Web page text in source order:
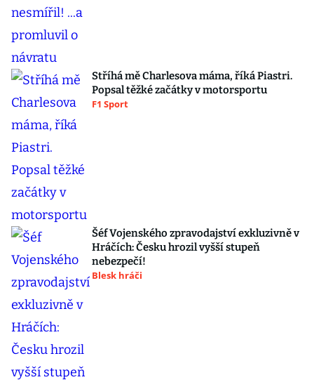
Stříhá mě Charlesova máma, říká Piastri.
Popsal těžké začátky v motorsportu
F1 Sport
Šéf Vojenského zpravodajství exkluzivně v
Hráčích: Česku hrozil vyšší stupeň
nebezpečí!
Blesk hráči